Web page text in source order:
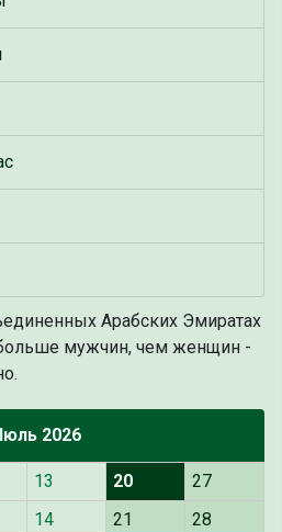
Арабских Эмиратах
мужчин, чем женщин -
2026
13 20
27
14 21
28